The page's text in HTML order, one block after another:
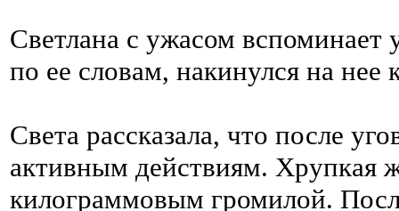
Светлана с ужасом вспоминает
по ее словам, накинулся на нее
Света рассказала, что после
активным действиям. Хрупкая
килограммовым громилой.